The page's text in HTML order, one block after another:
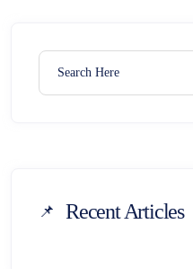
Recent Articles